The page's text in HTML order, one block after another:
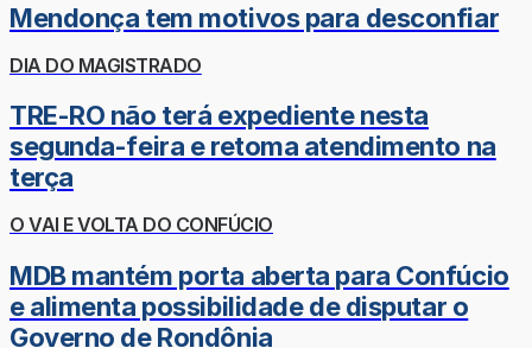
Mendonça tem motivos para desconfiar
DIA DO MAGISTRADO
TRE-RO não terá expediente nesta
segunda-feira e retoma atendimento na
terça
O VAI E VOLTA DO CONFÚCIO
MDB mantém porta aberta para Confúcio
e alimenta possibilidade de disputar o
Governo de Rondônia